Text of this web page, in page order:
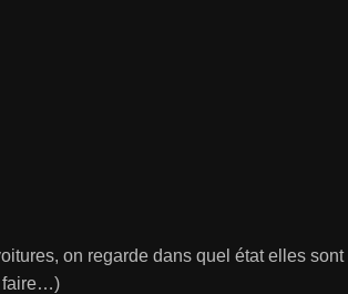
on regarde dans quel état elles sont
faire…)